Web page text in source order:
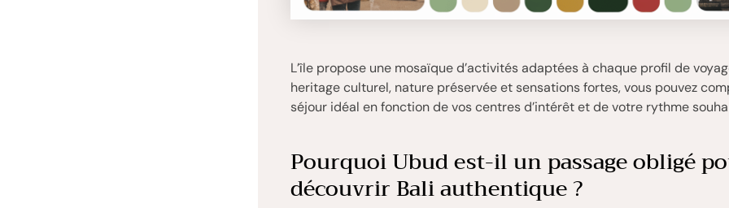
L’île propose une mosaïque d’activités adaptées à chaque profil de
heritage culturel, nature préservée et sensations fortes, vous pouvez
séjour idéal en fonction de vos centres d’intérêt et de votre rythme
Pourquoi Ubud est-il un passage obligé
découvrir Bali authentique ?